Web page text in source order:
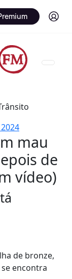
Log in
2024
mau
de
vídeo)
de bronze,
encontra